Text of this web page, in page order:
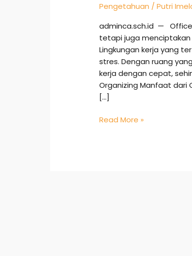
Pengetahuan /Putri
adminca.sch.id — Office
tetapi juga
Lingkungan kerja yang
stres. Dengan ruang
kerja dengan cepat,
Organizing Manfaat dari
[…]
Read More »